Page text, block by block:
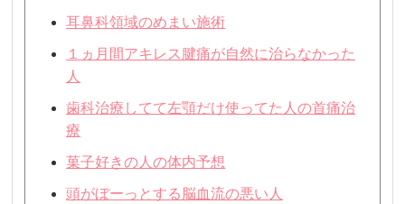
耳鼻科領域のめまい施術
１ヵ月間アキレス腱痛が自然に治らなかった
人
歯科治療してて左顎だけ使ってた人の首痛治
療
菓子好きの人の体内予想
頭がぼーっとする脳血流の悪い人